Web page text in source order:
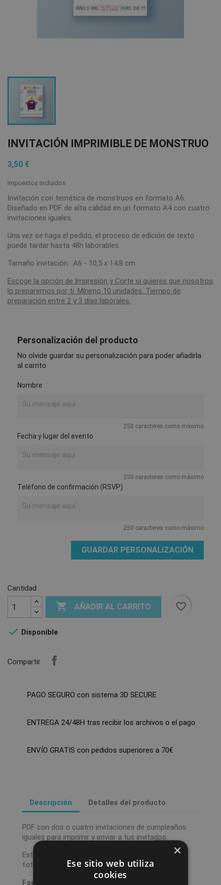
INVITACIÓN IMPRIMIBLE DE MONSTRUO
3,50 €
Impuestos incluidos
Invitación con temática de monstruos en formato A6.
Diseñado en PDF de alta calidad en un formato A4 con cuatro
invitaciones iguales.
Una vez se haga el pedido, el proceso de edición de texto
puede tardar hasta 48h laborables.
Tamaño invitación: A6 - 10,5 x 14,8 cm
Escoge la opción de Impresión y Corte si quieres que nosotros
lo preparemos por ti. Mínimo 10 unidades. Tiempo de
preparación entre 2 y 3 días laborales.
Personalización del producto
No olvide guardar su personalización para poder añadirla
al carrito
Nombre
250 caracteres como máximo
Fecha y lugar del evento
250 caracteres como máximo
Teléfono de confirmación (RSVP)
250 caracteres como máximo
GUARDAR PERSONALIZACIÓN
Cantidad
 AÑADIR AL CARRITO favorite_border
 Disponible
Compartir
PAGO SEGURO con sistema 3D SECURE
ENTREGA 24/48H tras recibir los archivos o el pago
ENVÍO GRATIS con pedidos superiores a 70€
Descripción Detalles del producto
PDF con dos o cuatro invitaciones de cumpleaños
iguales para imprimir y enviar a tus invitados.
Este diseño es totalmente personalizable con una
foto, nombre, fecha y lugar del evento.
Formato:
×
Ese sitio web utiliza
cookies